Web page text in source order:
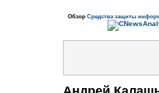
Обзор Средства защиты